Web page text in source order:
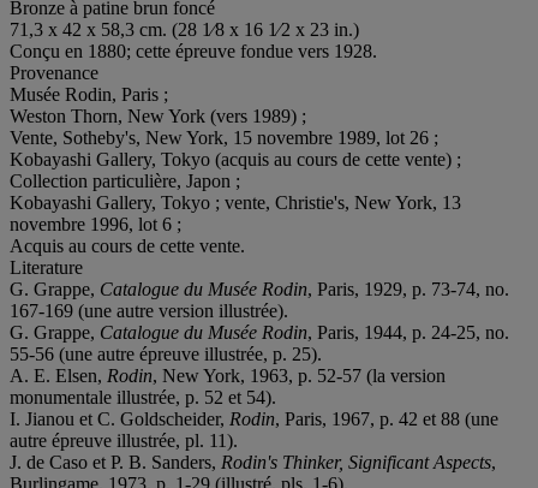
Bronze à patine brun foncé
71,3 x 42 x 58,3 cm. (28 1⁄8 x 16 1⁄2 x 23 in.)
Conçu en 1880; cette épreuve fondue vers 1928.
Provenance
Musée Rodin, Paris ;
Weston Thorn, New York (vers 1989) ;
Vente, Sotheby's, New York, 15 novembre 1989, lot 26 ;
Kobayashi Gallery, Tokyo (acquis au cours de cette vente) ;
Collection particulière, Japon ;
Kobayashi Gallery, Tokyo ; vente, Christie's, New York, 13
novembre 1996, lot 6 ;
Acquis au cours de cette vente.
Literature
G. Grappe, Catalogue du Musée Rodin, Paris, 1929, p. 73-74, no.
167-169 (une autre version illustrée).
G. Grappe, Catalogue du Musée Rodin, Paris, 1944, p. 24-25, no.
55-56 (une autre épreuve illustrée, p. 25).
A. E. Elsen, Rodin, New York, 1963, p. 52-57 (la version
monumentale illustrée, p. 52 et 54).
I. Jianou et C. Goldscheider, Rodin, Paris, 1967, p. 42 et 88 (une
autre épreuve illustrée, pl. 11).
J. de Caso et P. B. Sanders, Rodin's Thinker, Significant Aspects,
Burlingame, 1973, p. 1-29 (illustré, pls. 1-6).